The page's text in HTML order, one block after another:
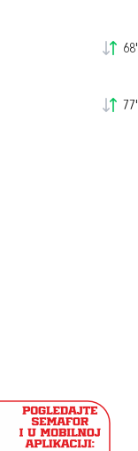
68'
77'